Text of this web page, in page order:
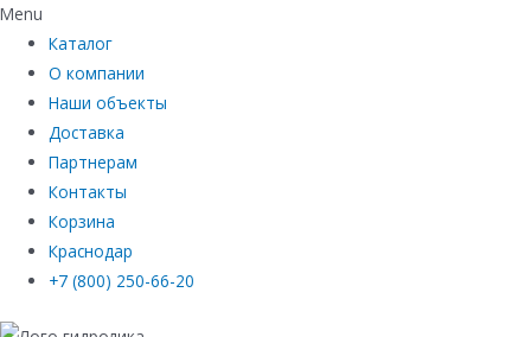
Menu
Каталог
О компании
Наши объекты
Доставка
Партнерам
Контакты
Корзина
Краснодар
+7 (800) 250-66-20